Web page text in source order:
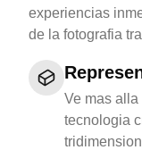
experiencias
de la fotografia
Ve mas
tecnologia